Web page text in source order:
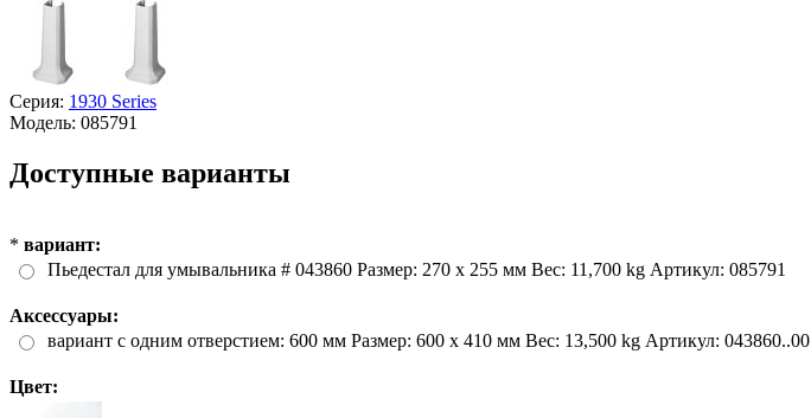
Серия: 1930 Series
Модель: 085791
Доступные варианты
* вариант:
Пьедестал для умывальника # 043860 Размер: 270 x 255 мм Вес: 11,700 kg Артикул: 085791
Аксессуары:
вариант с одним отверстием: 600 мм Размер: 600 x 410 мм Вес: 13,500 kg Артикул: 043860..00
Цвет: